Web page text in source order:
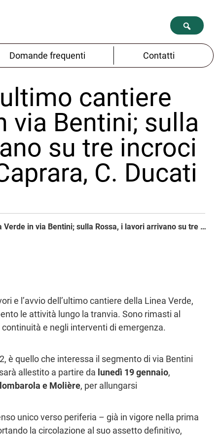
Domande frequenti Contatti
cantiere
via Bentini; sulla
su tre incroci
C. Ducati
Scende su strada l’ultimo cantiere della Linea Verde in via Bentini; sulla Rossa, i lavori arrivano su tre incroci nevralgici: Prati di Caprara, C. Ducati e Marconi
e l’avvio dell’ultimo cantiere della Linea Verde,
le attività lungo la tranvia. Sono rimasti al
e negli interventi di emergenza.
è quello che interessa il segmento di via Bentini
allestito a partire da lunedì 19 gennaio,
e Molière, per allungarsi
unico verso periferia – già in vigore nella prima
la circolazione al suo assetto definitivo,